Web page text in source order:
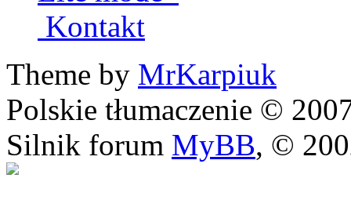
Kontakt
Theme by MrKarpiuk
Polskie tłumaczenie ©
Silnik forum MyBB, ©